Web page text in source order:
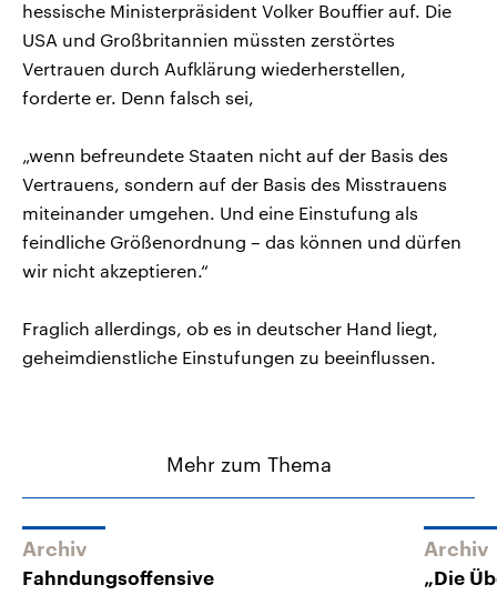
hessische Ministerpräsident Volker Bouffier auf. Die
USA und Großbritannien müssten zerstörtes
Vertrauen durch Aufklärung wiederherstellen,
forderte er. Denn falsch sei,
„wenn befreundete Staaten nicht auf der Basis des
Vertrauens, sondern auf der Basis des Misstrauens
miteinander umgehen. Und eine Einstufung als
feindliche Größenordnung – das können und dürfen
wir nicht akzeptieren.“
Fraglich allerdings, ob es in deutscher Hand liegt,
geheimdienstliche Einstufungen zu beeinflussen.
Mehr zum Thema
Archiv
Fahndungsoffensive
Archiv
„Die